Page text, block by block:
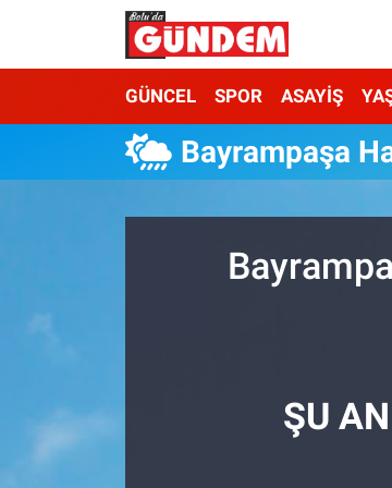
GÜNCEL SPOR ASAYİŞ
Bayrampaşa
ŞU AN
Merkez Nöbetçi Eczaneler
Merkez Hava Durumu
Süper Lig Puan Durumu ve Fikstür
Haber Arşivi